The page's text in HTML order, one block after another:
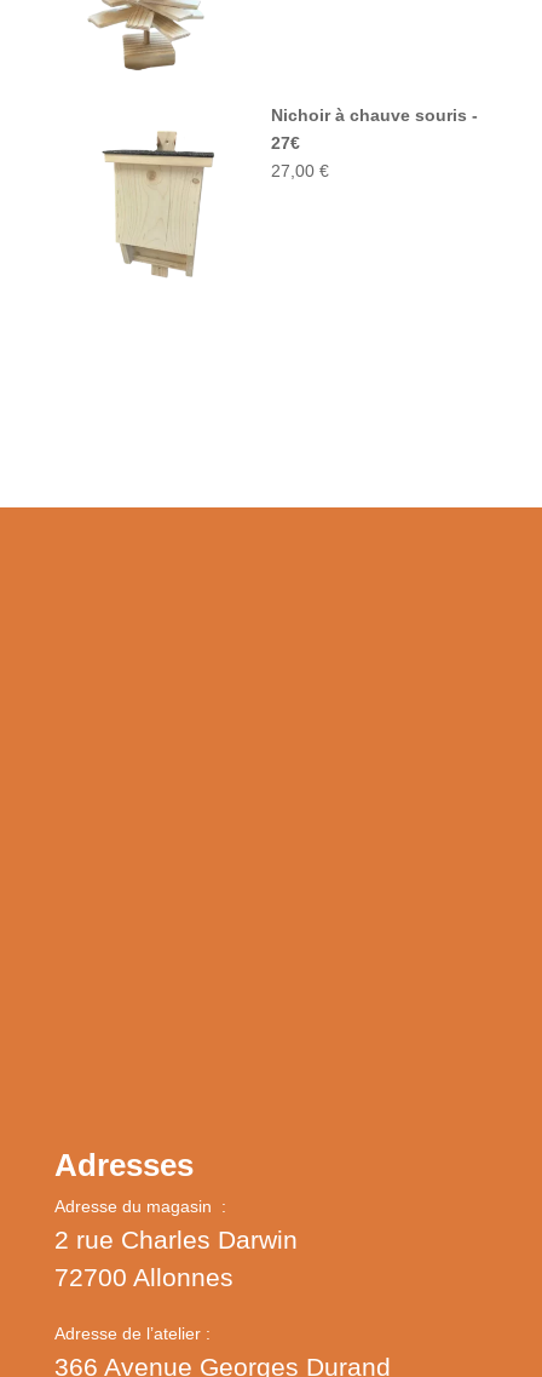
Nichoir à chauve souris -
27€
27,00 €
Adresses
Adresse du magasin :
2 rue Charles Darwin
72700 Allonnes
Adresse de l’atelier :
366 Avenue Georges Durand